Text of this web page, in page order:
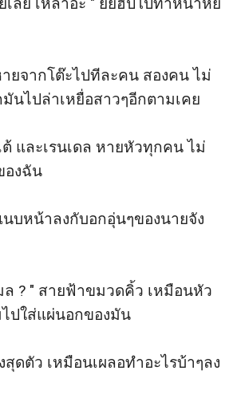
ยจากโต๊ะไปทีละคน สองคน ไม่
นไปล่าเหยื่อสาวๆอีกตามเคย
และเรนเดล หายหัวทุกคน ไม่
องฉัน
บหน้าลงกับอกอุ่นๆของนายจัง
ล ? " สายฟ้าขมวดคิ้ว เหมือนหัว
ปใส่แผ่นอกของมัน
สุดตัว เหมือนเผลอทำอะไรบ้าๆลง